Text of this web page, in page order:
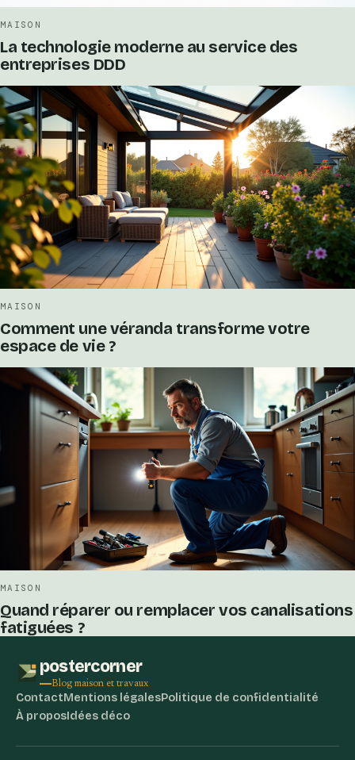
MAISON
La technologie moderne au service des
entreprises DDD
MAISON
Comment une véranda transforme votre
espace de vie ?
MAISON
Quand réparer ou remplacer vos canalisations
fatiguées ?
postercorner
Blog maison et travaux
ContactMentions légalesPolitique de confidentialité
À proposIdées déco